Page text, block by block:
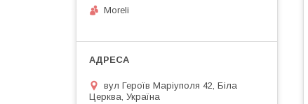
Moreli
вул Героїв Маріуполя 42, Біла
Церква, Україна